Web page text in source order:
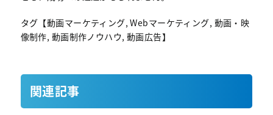
タグ【動画マーケティング, Webマーケティング, 動画・映
像制作, 動画制作ノウハウ, 動画広告】
関連記事